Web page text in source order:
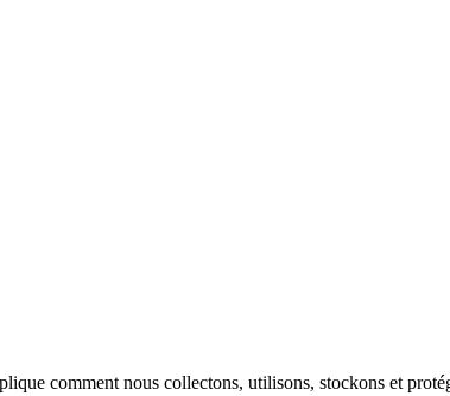
comment nous collectons, utilisons, stockons et